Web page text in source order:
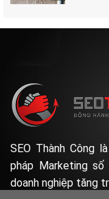
SEO Thành Công
pháp Marketing
doanh nghiệp tăng